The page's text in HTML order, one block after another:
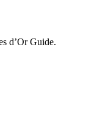
d’Or Guide.